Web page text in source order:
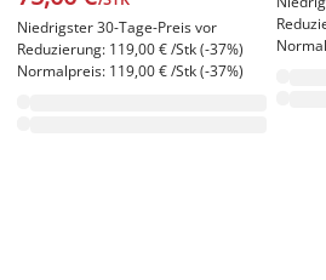
Niedrigster 30-Tage-Preis vor
Reduzierung: 119,00 € /Stk (-37%)
Normalpreis: 119,00 € /Stk (-37%)